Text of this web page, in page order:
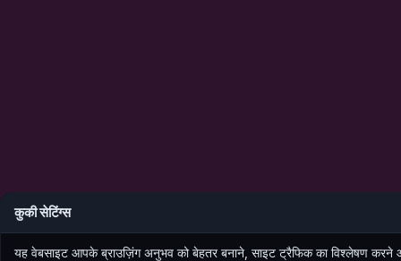
कुकी सेटिंग्स
यह वेबसाइट आपके ब्राउज़िंग अनुभव को बेहतर बनाने, साइट ट्रैफिक का विश्लेषण